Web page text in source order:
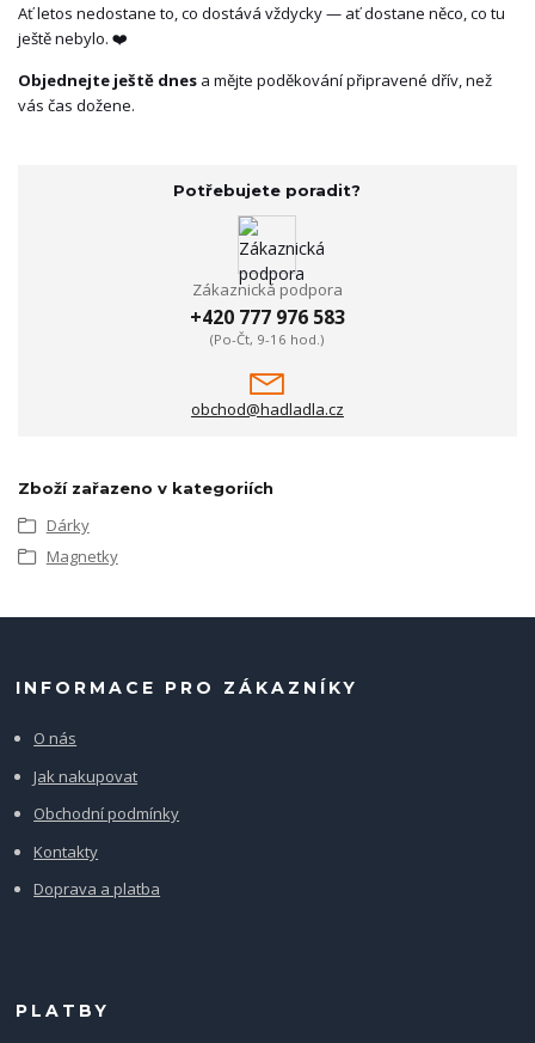
Ať letos nedostane to, co dostává vždycky — ať dostane něco, co tu
ještě nebylo. ❤️
Objednejte ještě dnes a mějte poděkování připravené dřív, než
vás čas dožene.
Potřebujete poradit?
Zákaznická podpora
+420 777 976 583
(Po-Čt, 9-16 hod.)
obchod@hadladla.cz
Zboží zařazeno v kategoriích
Dárky
Magnetky
INFORMACE PRO ZÁKAZNÍKY
O nás
Jak nakupovat
Obchodní podmínky
Kontakty
Doprava a platba
PLATBY